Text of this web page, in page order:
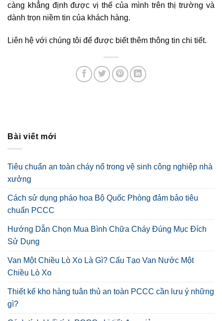
càng khẳng định được vị thế của mình trên thị trường và
dành trọn niềm tin của khách hàng.
Liên hệ với chúng tôi để được biết thêm thông tin chi tiết.
Bài viết mới
Tiêu chuẩn an toàn cháy nổ trong vệ sinh công nghiệp nhà
xưởng
Cách sử dụng pháo hoa Bộ Quốc Phòng đảm bảo tiêu
chuẩn PCCC
Hướng Dẫn Chọn Mua Bình Chữa Cháy Đúng Mục Đích
Sử Dụng
Van Một Chiều Lò Xo Là Gì? Cấu Tạo Van Nước Một
Chiều Lò Xo
Thiết kế kho hàng tuân thủ an toàn PCCC cần lưu ý những
gì?